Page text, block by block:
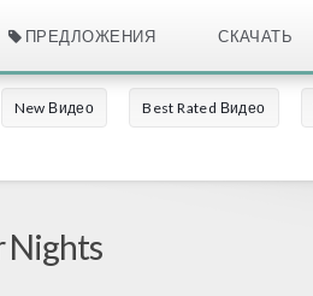
ПРЕДЛОЖЕНИЯ СКАЧАТЬ
New Видео Best Rated Видео
Nights